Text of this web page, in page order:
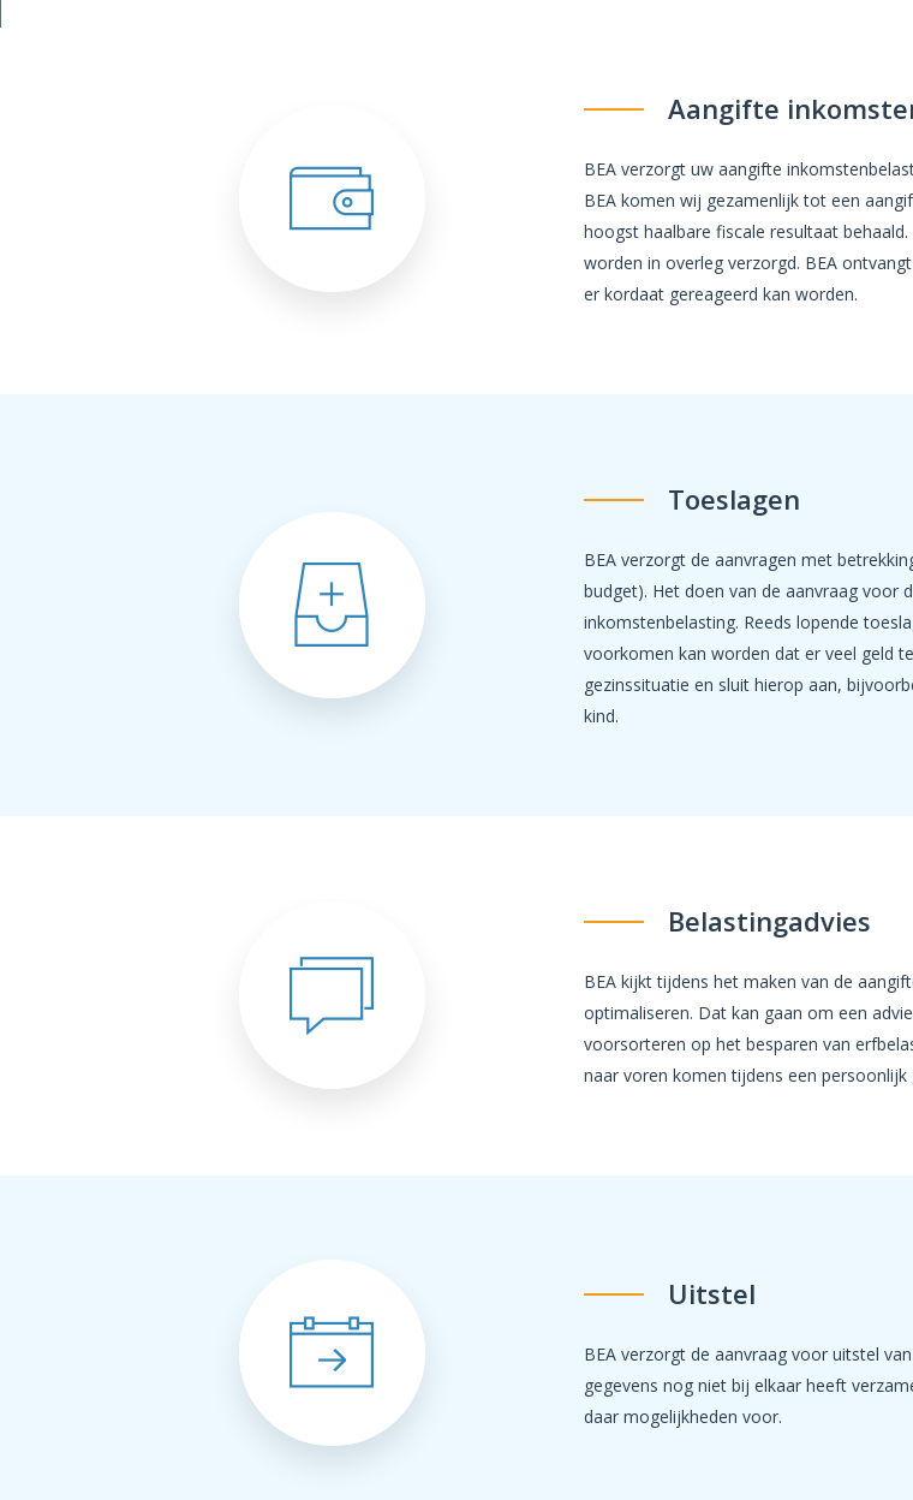
Aangifte
BEA verzorgt uw aangifte
BEA komen wij gezamenlijk tot een
hoogst haalbare fiscale resultaat
worden in overleg verzorgd. BEA
er kordaat gereageerd kan worden.
Toeslagen
BEA verzorgt de aanvragen met
budget). Het doen van de aanvraag voor
inkomstenbelasting. Reeds lopende
voorkomen kan worden dat er veel geld
gezinssituatie en sluit hierop aan,
kind.
Belastingadvies
BEA kijkt tijdens het maken van de
optimaliseren. Dat kan gaan om een
voorsorteren op het besparen van
naar voren komen tijdens een persoonlijk
Uitstel
BEA verzorgt de aanvraag voor uitstel
gegevens nog niet bij elkaar heeft
daar mogelijkheden voor.